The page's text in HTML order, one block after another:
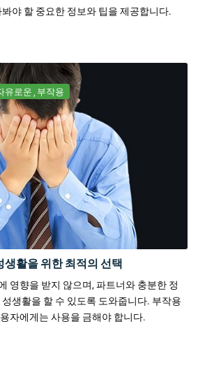
야 할 중요한 정보와 팁을 제공합니다.
유로운 부작용
활을 위한 최적의 선택
영향을 받지 않으며, 파트너와 충분한 정
생활을 할 수 있도록 도와줍니다. 부작용
자에게는 사용을 금해야 합니다.